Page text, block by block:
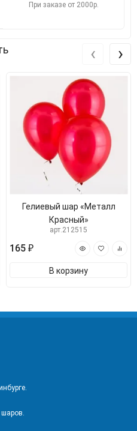
При заказе от 2000р.
Гелиевый шар «Металл
Красный»
арт.212515
165 ₽
В корзину
‹ ›
шаров.